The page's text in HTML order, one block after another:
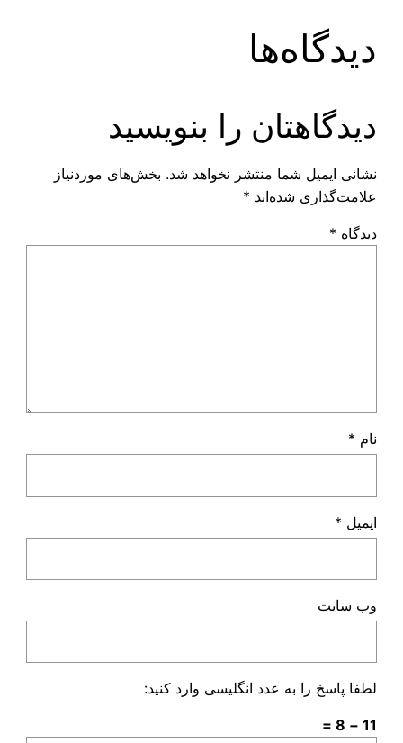
دیدگاه‌ها
دیدگاهتان را بنویسید
نشانی ایمیل شما منتشر نخواهد شد. بخش‌های موردنیاز
علامت‌گذاری شده‌اند *
دیدگاه *
نام *
ایمیل *
وب‌ سایت
لطفا پاسخ را به عدد انگلیسی وارد کنید:
11 − 8 =